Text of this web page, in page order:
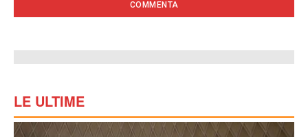
LE ULTIME